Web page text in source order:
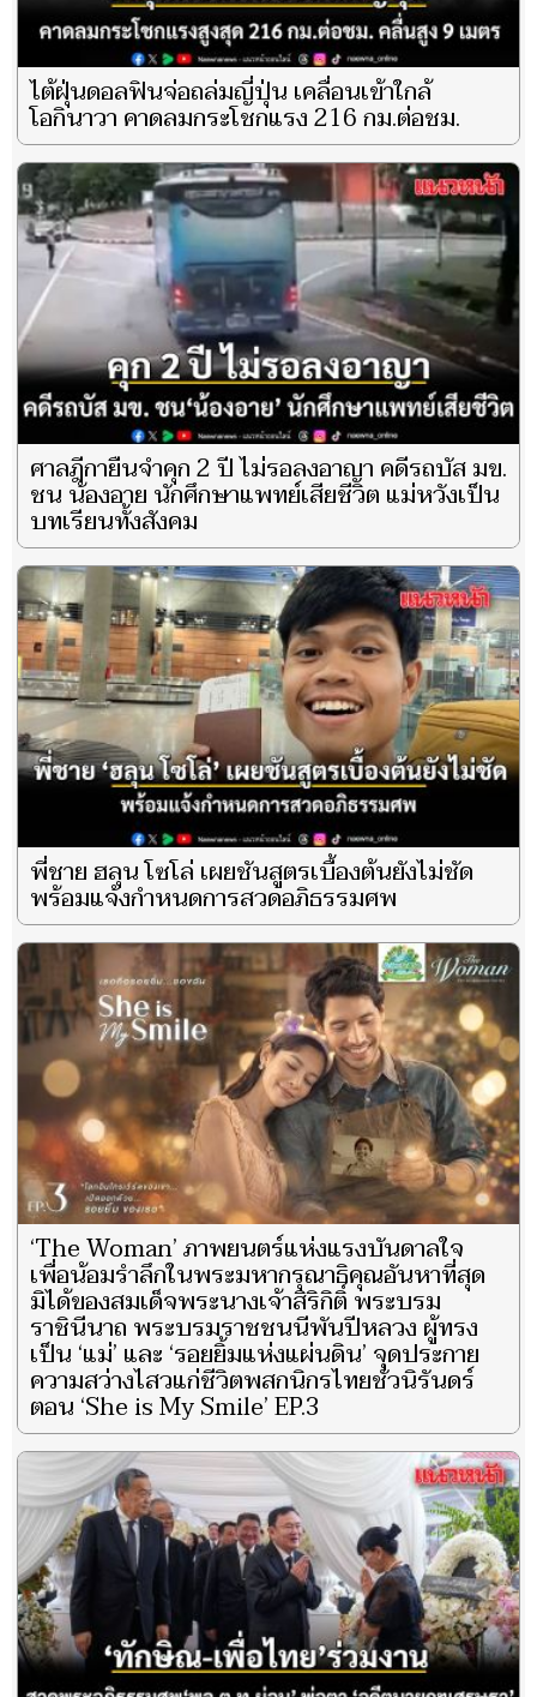
ไต้ฝุ่นดอลฟินจ่อถล่มญี่ปุ่น เคลื่อนเข้าใกล้
โอกินาวา คาดลมกระโชกแรง 216 กม.ต่อชม.
ศาลฎีกายืนจำคุก 2 ปี ไม่รอลงอาญา คดีรถบัส มข.
ชน น้องอาย นักศึกษาแพทย์เสียชีวิต แม่หวังเป็น
บทเรียนทั้งสังคม
พี่ชาย ฮลุน โซโล่ เผยชันสูตรเบื้องต้นยังไม่ชัด
พร้อมแจ้งกำหนดการสวดอภิธรรมศพ
‘The Woman’ ภาพยนตร์แห่งแรงบันดาลใจ
เพื่อน้อมรำลึกในพระมหากรุณาธิคุณอันหาที่สุด
มิได้ของสมเด็จพระนางเจ้าสิริกิติ์ พระบรม
ราชินีนาถ พระบรมราชชนนีพันปีหลวง ผู้ทรง
เป็น ‘แม่’ และ ‘รอยยิ้มแห่งแผ่นดิน’ จุดประกาย
ความสว่างไสวแก่ชีวิตพสกนิกรไทยชั่วนิรันดร์
ตอน ‘She is My Smile’ EP.3